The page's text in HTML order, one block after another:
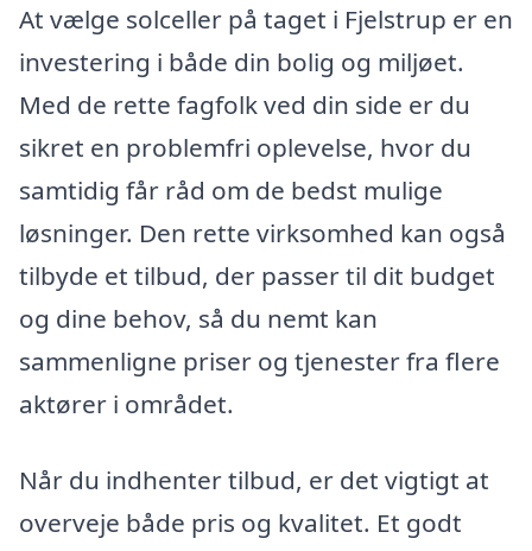
At vælge solceller på taget i Fjelstrup er en
investering i både din bolig og miljøet.
Med de rette fagfolk ved din side er du
sikret en problemfri oplevelse, hvor du
samtidig får råd om de bedst mulige
løsninger. Den rette virksomhed kan også
tilbyde et tilbud, der passer til dit budget
og dine behov, så du nemt kan
sammenligne priser og tjenester fra flere
aktører i området.
Når du indhenter tilbud, er det vigtigt at
overveje både pris og kvalitet. Et godt